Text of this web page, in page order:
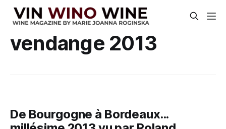
vendange 2013
De Bourgogne à Bordeaux...